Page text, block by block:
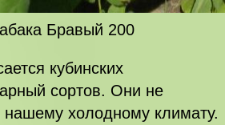
Бравый 200
кубинских
сортов. Они не
нашему холодному климату.